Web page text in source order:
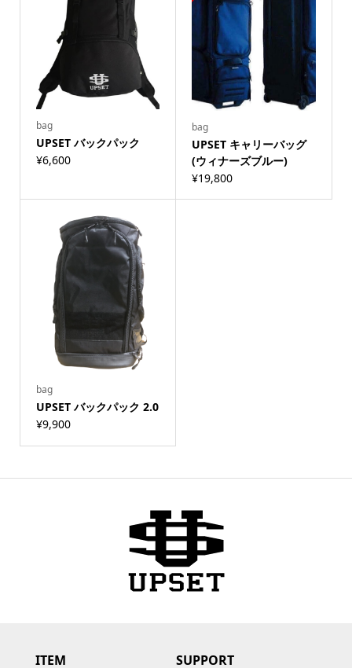
bag
UPSET バックパック
¥6,600
bag
UPSET キャリーバッグ
(ウィナーズブルー)
¥19,800
bag
UPSET バックパック 2.0
¥9,900
ITEM SUPPORT